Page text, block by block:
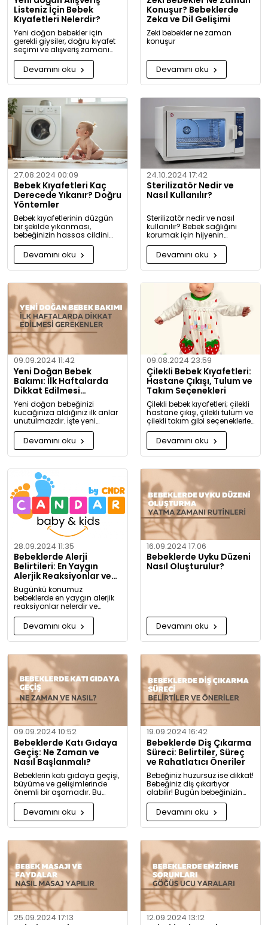
Listeniz İçin Bebek
Kıyafetleri Nelerdir?
Yeni doğan bebekler için
gerekli giysiler, doğru kıyafet
seçimi ve alışveriş zamanı
hakkında kapsamlı bilgiler ve
tavsiyeler.
Devamını oku
Konuşur? Bebeklerde
Zeka ve Dil Gelişimi
Zeki bebekler ne zaman
konuşur
Devamını oku
27.08.2024 00:09
Bebek Kıyafetleri Kaç
Derecede Yıkanır? Doğru
Yöntemler
Bebek kıyafetlerinin düzgün
bir şekilde yıkanması,
bebeğinizin hassas cildini
korumak için oldukça
önemlidir. Bu rehberde, bebek
giysilerinizi nasıl ve hangi
koşullarda yıkamanız
bilgiler bulacaksınız.
Devamını oku
24.10.2024 17:42
Sterilizatör Nedir ve
Nasıl Kullanılır?
Sterilizatör nedir ve nasıl
kullanılır? Bebek sağlığını
korumak için hijyenin
önemini keşfedin. Buharlı ve
UV sterilizatörlerle mikroplara
karşı tam koruma!
Devamını oku
09.09.2024 11:42
Yeni Doğan Bebek
Bakımı: İlk Haftalarda
Dikkat Edilmesi
Gerekenler
Yeni doğan bebeğinizi
kucağınıza aldığınız ilk anlar
unutulmazdır. İşte yeni
doğan bebek bakımında
dikkat etmeniz gerekenler:
Devamını oku
09.08.2024 23:59
Çilekli Bebek Kıyafetleri:
Hastane Çıkışı, Tulum ve
Takım Seçenekleri
Çilekli bebek kıyafetleri; çilekli
hastane çıkışı, çilekli tulum ve
çilekli takım gibi seçeneklerle
bebeğinize tatlılık katıyor. Kız
ve erkek bebekler için özel
tasarlanmış, organik
pamuktan üretilmiş şık ve
Devamını oku
28.09.2024 11:35
Bebeklerde Alerji
Belirtileri: En Yaygın
Alerjik Reaksiyonlar ve
Önlemleri
Bugünkü konumuz
bebeklerde en yaygın alerjik
reaksiyonlar nelerdir ve
alerjiye karşı nasıl önlem
alınabilir? Artık alerjiye karşı
daha bilgili olacaksınız!
Devamını oku
16.09.2024 17:06
Bebeklerde Uyku Düzeni
Nasıl Oluşturulur?
Devamını oku
09.09.2024 10:52
Bebeklerde Katı Gıdaya
Geçiş: Ne Zaman ve
Nasıl Başlanmalı?
Bebeklerin katı gıdaya geçişi,
büyüme ve gelişimlerinde
önemli bir aşamadır. Bu
konuda bilmeniz gerekenleri
detaylıca anlattık!
Devamını oku
19.09.2024 16:42
Bebeklerde Diş Çıkarma
Süreci: Belirtiler, Süreç
ve Rahatlatıcı Öneriler
Bebeğiniz huzursuz ise dikkat!
Bebeğiniz diş çıkartıyor
olabilir! Bugün bebeğinizin
diş çıkarma belirtilerini ve sizi
rahatlatacak önerileri
paylaşıyoruz.
Devamını oku
25.09.2024 17:13 12.09.2024 13:12